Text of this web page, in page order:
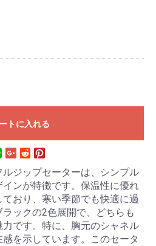
トに入れる
ジップセーターは、シンプル
ンが特徴です。保温性に優れ
おり、寒い季節でも快適に過
ックの2色展開で、どちらも
です。特に、胸元のシャネル
を示しています。このセータ